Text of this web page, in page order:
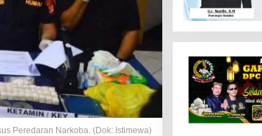
Peredaran Narkoba. (Dok: Istimewa)